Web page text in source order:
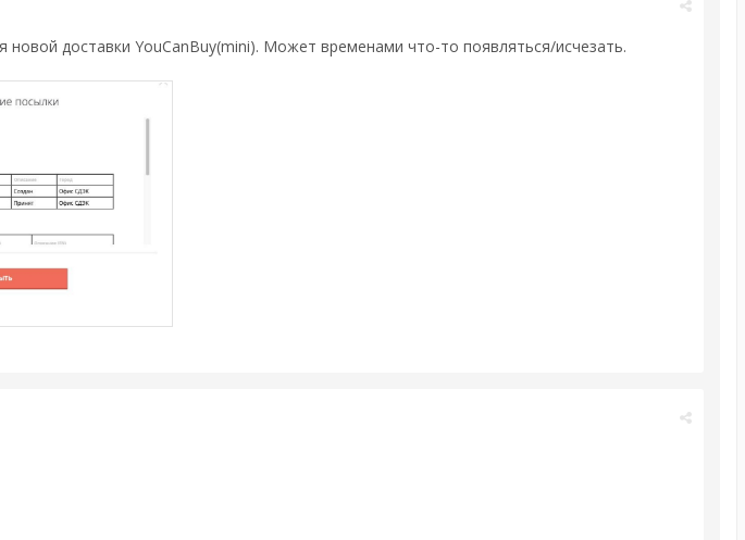
доставки YouCanBuy(mini). Может временами что-то появляться/исчезать.